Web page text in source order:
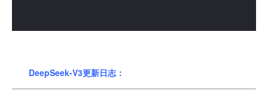
DeepSeek-V3更新日志：